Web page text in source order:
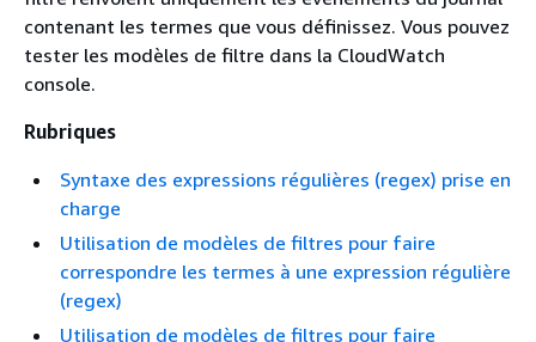
contenant les termes que vous définissez. Vous pouvez
tester les modèles de filtre dans la CloudWatch
console.
Rubriques
Syntaxe des expressions régulières (regex) prise en
charge
Utilisation de modèles de filtres pour faire
correspondre les termes à une expression régulière
(regex)
Utilisation de modèles de filtres pour faire